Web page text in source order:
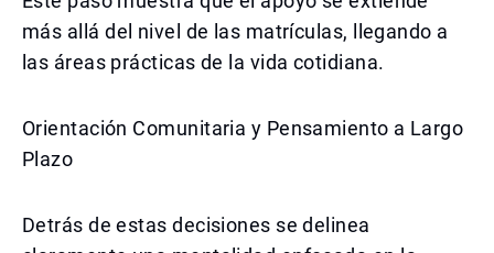
más allá del nivel de las matrículas, llegando a
las áreas prácticas de la vida cotidiana.
Orientación Comunitaria y Pensamiento a Largo
Plazo
Detrás de estas decisiones se delinea